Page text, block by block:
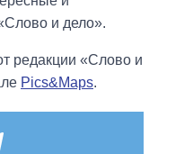
и дело».
редакции «Слово и
Pics&Maps.